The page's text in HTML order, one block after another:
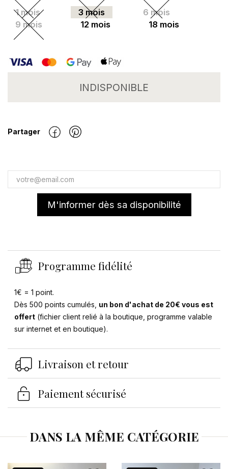
1 mois 3 mois
6 mois
9 mois
12 mois 18 mois
INDISPONIBLE
Partager
M'informer dès sa disponibilité
Programme fidélité
1€ = 1 point.
Dès 500 points cumulés, un bon d'achat de 20€ vous est
offert(fichier client relié à la boutique, programme valable
sur internet et en boutique).
Livraison et retour
Paiement sécurisé
DANS LA MÊME CATÉGORIE
Se connecter
Vous devez être connecté pour enregistrer des
produits dans votre liste d'envies.